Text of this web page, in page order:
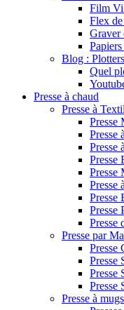
Film
Flex
Graver
Blog :
Quel
Presse à chaud
Presse à
Presse
Presse
Presse
Presse
Presse
Presse
Presse
Presse
Presse
Presse par
Presse
Presse
Presse
Presse
Presse à mugs